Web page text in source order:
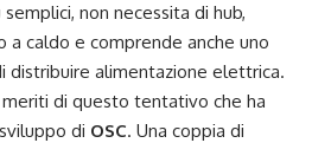
non necessita di hub,
caldo e comprende anche uno
distribuire alimentazione elettrica.
di questo tentativo che ha
di OSC. Una coppia di